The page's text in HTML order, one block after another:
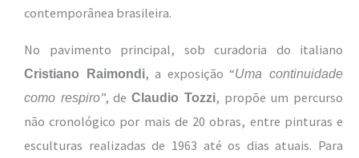
contemporânea brasileira.
No pavimento principal, sob curadoria do italiano
Cristiano Raimondi, a exposição “Uma continuidade
como respiro”, deClaudio Tozzi, propõe um percurso
não cronológico por mais de 20 obras, entre pinturas e
esculturas realizadas de 1963 até os dias atuais. Para